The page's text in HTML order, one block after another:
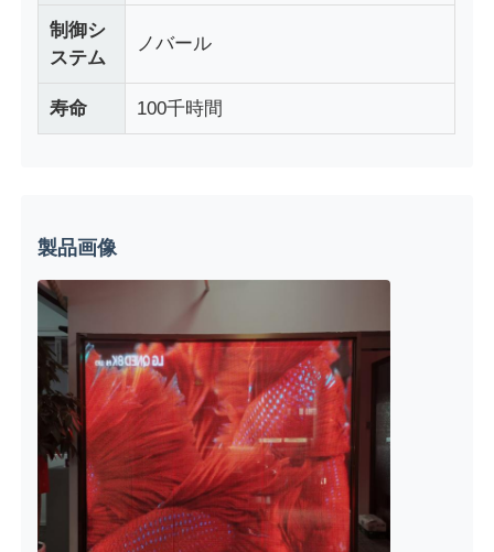
LEDメッシュディスプレイ
LED透明なフィルムスクリーン
ホログラフィックLEDスクリーン
LEDグリルスクリーン
透明な表示画面
制御シ
ステム
ノバール
寿命 100千時間
製品画像